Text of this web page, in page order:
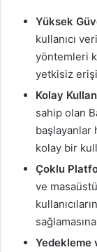
Yüksek
kullanıcı
yöntemleri
yetkisiz
Kolay
sahip olan
başlayanlar
kolay bir
Çoklu
ve
Yedekleme